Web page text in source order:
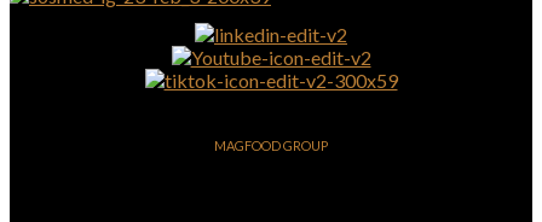
MAGFOOD GROUP